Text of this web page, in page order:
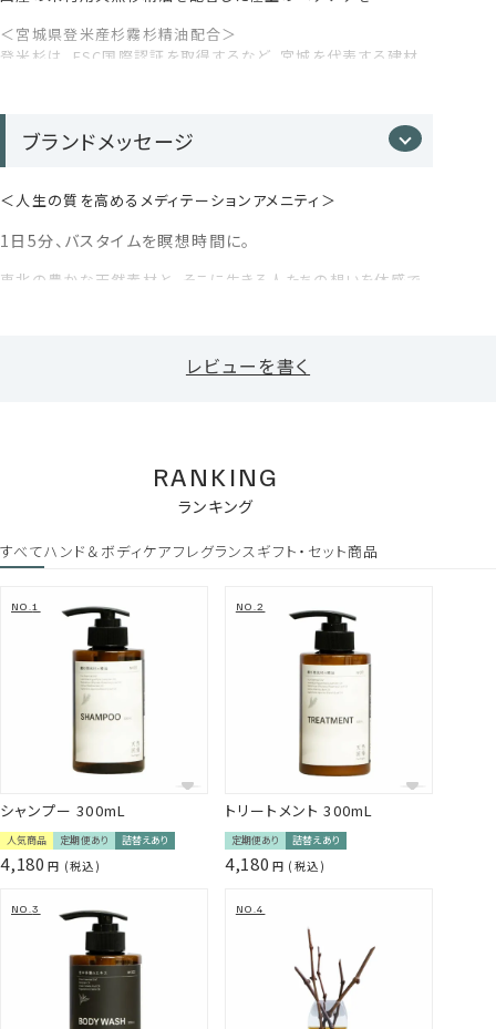
る配合です。
サロンレベルの集中補修
料不使用。深い森の香りが、1日の終わりに心と身体を
Na、コカミドプロピルベタイン（すべて洗浄剤）
*2 セラミドNP・セラミドAP・セラミドEOP （保湿成分）
アカマツ球果エキス、ローマカミツレ花エキス、オドリコソウ
花/葉/茎エキス、セイヨウキズタ葉/茎エキス、ローズマリー
整肌成分）
*5 ヒマワリ種子油、ダイズ油、シアバター（全て保湿成分）
【目を閉じて瞑想を楽しむような天然の香り】
頭皮ストレスと心を癒すウッディ系フレッシュハーブの香り。
100％天然精油を贅沢にブレンド。
まるで森の中で深呼吸しているような、心までほどけるアロマ体
験をお楽しみください。
＜使用精油＞ローズマリー・ラベンダー ・ シダーウッド・ 杉（宮
継続してご利用したい方は、
定期便も選べます。
【定期便ご利用の方はこちらをご確認ください】
に応えて生まれた、トリートメントの定期便です。
毎月、300mlサイズの詰替え用パウチをご自宅へお届けします。
【定期便の特典】
✔ 初回特典
初回のみ300mLボトルをプレゼント
リルアルコール、ステアリルアルコール、セタノール、イソプロパ
ノール、1,2-ヘキサンジオール、ペンチレングリコール、エチルヘ
＜宮城県登米産杉霧杉精油配合＞
登米杉は、FSC国際認証を取得するなど、宮城を代表する建材
の枝葉を自社で丁寧に蒸留しています。
三陸海岸や北上川からもたらされる霧が育てた未利用資源を活
用することで、 環境を守る活動にもつながるものづくりを行って
ブランドメッセージ
＜人生の質を高めるメディテーションアメニティ＞
1日5分、バスタイムを瞑想時間に。
東北の豊かな天然素材と、そこに生きる人たちの想いを体感で
自然の恵みと天然精油の香りで、肌と心が癒されるバスタイム
Gallery
レビューを書く
RANKING
ランキング
すべてハンド＆ボディケアフレグランスギフト・セット商品
シャンプー 300mL
人気商品 定期便あり 詰替えあり
4,180 税込
トリートメント 300mL
定期便あり 詰替えあり
4,180 税込